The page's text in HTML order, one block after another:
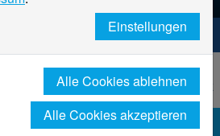
Niederrhein. Dein Weg.
und Informatik
Einstellungen
Alle Cookies ablehnen
Alle Cookies akzeptieren